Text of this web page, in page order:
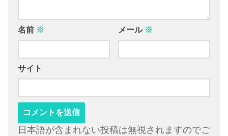
名前 ※ メール ※
サイト
日本語が含まれない投稿は無視されますのでご